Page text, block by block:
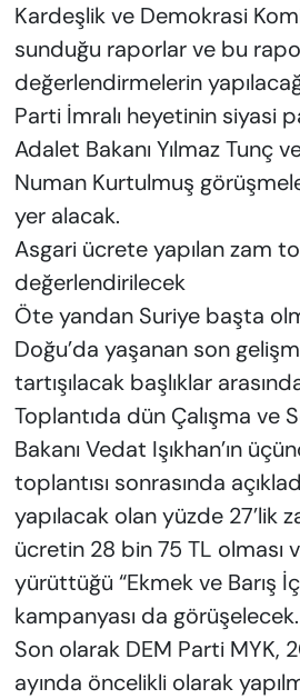
Kardeşlik ve Demokrasi
sunduğu raporlar ve bu
değerlendirmelerin
Parti İmralı heyetinin siyasi
Adalet Bakanı Yılmaz Tunç
Numan Kurtulmuş
yer alacak.
Asgari ücrete yapılan zam
değerlendirilecek
Öte yandan Suriye başta
Doğu’da yaşanan son
tartışılacak başlıklar
Toplantıda dün Çalışma ve
Bakanı Vedat Işıkhan’ın
toplantısı sonrasında
yapılacak olan yüzde 27’lik
ücretin 28 bin 75 TL olması
yürüttüğü “Ekmek ve Barış
kampanyası da görüşelecek.
Son olarak DEM Parti MYK,
ayında öncelikli olarak